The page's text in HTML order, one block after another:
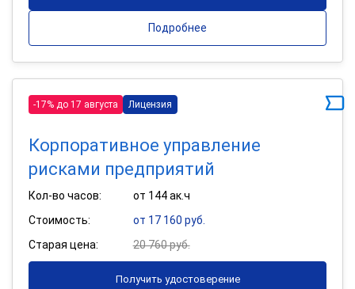
Подробнее
-17% до 17 августа Лицензия
Корпоративное управление
рисками предприятий
Кол-во часов:
от 144 ак.ч
Стоимость:
от 17 160 руб.
Старая цена:
20 760 руб.
Получить удостоверение